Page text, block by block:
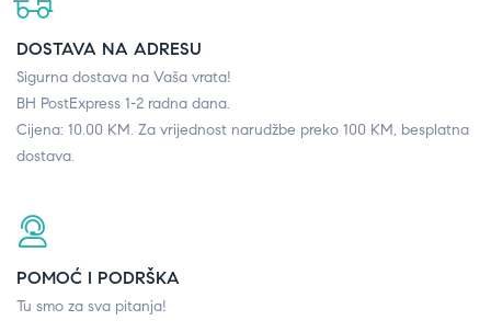
DOSTAVA NA ADRESU
Sigurna dostava na Vaša vrata!
BH PostExpress 1-2 radna dana.
Cijena: 10.00 KM. Za vrijednost narudžbe preko 100 KM, besplatna
dostava.
POMOĆ I PODRŠKA
Tu smo za sva pitanja!